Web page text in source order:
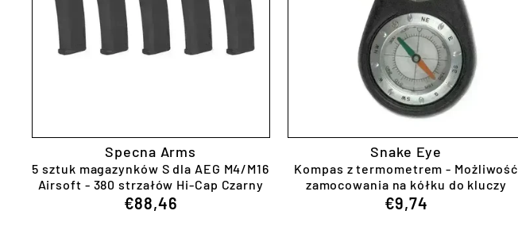
Specna Arms
5 sztuk magazynków S dla AEG M4/M16
Airsoft - 380 strzałów Hi-Cap Czarny
€88,46
Snake Eye
Kompas z termometrem - Możliwość
zamocowania na kółku do kluczy
€9,74